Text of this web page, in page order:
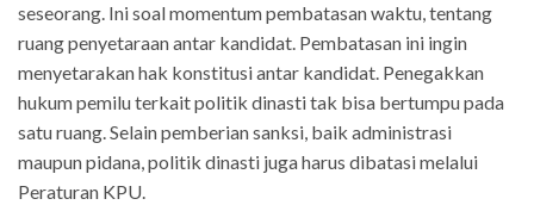
seseorang. Ini soal momentum pembatasan waktu, tentang
ruang penyetaraan antar kandidat. Pembatasan ini ingin
menyetarakan hak konstitusi antar kandidat. Penegakkan
hukum pemilu terkait politik dinasti tak bisa bertumpu pada
satu ruang. Selain pemberian sanksi, baik administrasi
maupun pidana, politik dinasti juga harus dibatasi melalui
Peraturan KPU.